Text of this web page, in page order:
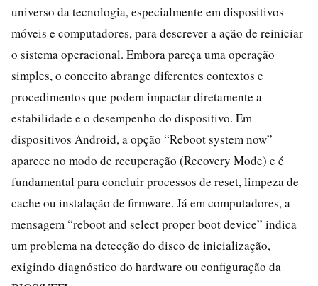
universo da tecnologia, especialmente em dispositivos
móveis e computadores, para descrever a ação de reiniciar
o sistema operacional. Embora pareça uma operação
simples, o conceito abrange diferentes contextos e
procedimentos que podem impactar diretamente a
estabilidade e o desempenho do dispositivo. Em
dispositivos Android, a opção “Reboot system now”
aparece no modo de recuperação (Recovery Mode) e é
fundamental para concluir processos de reset, limpeza de
cache ou instalação de firmware. Já em computadores, a
mensagem “reboot and select proper boot device” indica
um problema na detecção do disco de inicialização,
exigindo diagnóstico do hardware ou configuração da